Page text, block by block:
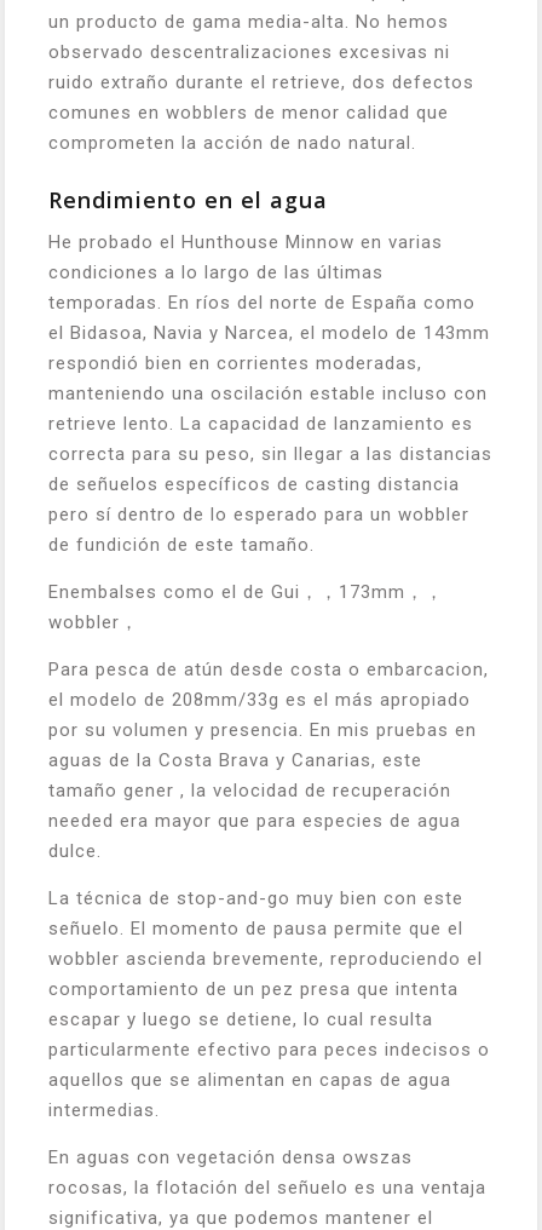
un producto de gama media-alta. No hemos
observado descentralizaciones excesivas ni
ruido extraño durante el retrieve, dos defectos
comunes en wobblers de menor calidad que
comprometen la acción de nado natural.
Rendimiento en el agua
He probado el Hunthouse Minnow en varias
condiciones a lo largo de las últimas
temporadas. En ríos del norte de España como
el Bidasoa, Navia y Narcea, el modelo de 143mm
respondió bien en corrientes moderadas,
manteniendo una oscilación estable incluso con
retrieve lento. La capacidad de lanzamiento es
correcta para su peso, sin llegar a las distancias
de señuelos específicos de casting distancia
pero sí dentro de lo esperado para un wobbler
de fundición de este tamaño.
Enembalses como el de Gui，，173mm，，
wobbler，
Para pesca de atún desde costa o embarcacion,
el modelo de 208mm/33g es el más apropiado
por su volumen y presencia. En mis pruebas en
aguas de la Costa Brava y Canarias, este
tamaño gener , la velocidad de recuperación
needed era mayor que para especies de agua
dulce.
La técnica de stop-and-go muy bien con este
señuelo. El momento de pausa permite que el
wobbler ascienda brevemente, reproduciendo el
comportamiento de un pez presa que intenta
escapar y luego se detiene, lo cual resulta
particularmente efectivo para peces indecisos o
aquellos que se alimentan en capas de agua
intermedias.
En aguas con vegetación densa owszas
rocosas, la flotación del señuelo es una ventaja
significativa, ya que podemos mantener el